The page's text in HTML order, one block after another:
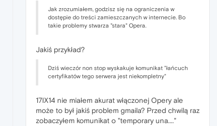
Jak zrozumiałem, godzisz się na ograniczenia w
dostępie do treści zamieszczanych w internecie. Bo
takie problemy stwarza "stara" Opera.
Jakiś przykład?
Dziś wieczór non stop wyskakuje komunikat "łańcuch
certyfikatów tego serwera jest niekompletny"
17IX14 nie miałem akurat włączonej Opery ale
może to był jakiś problem gmaila? Przed chwilą raz
zobaczyłem komunikat o "temporary una...."